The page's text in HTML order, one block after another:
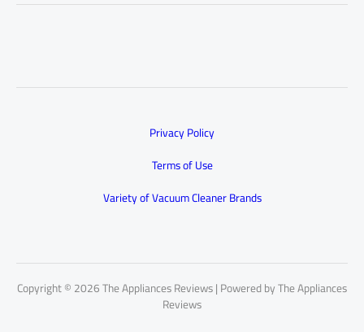
Privacy Policy
Terms of Use
Variety of Vacuum Cleaner Brands
Copyright © 2026 The Appliances Reviews | Powered by The Appliances
Reviews